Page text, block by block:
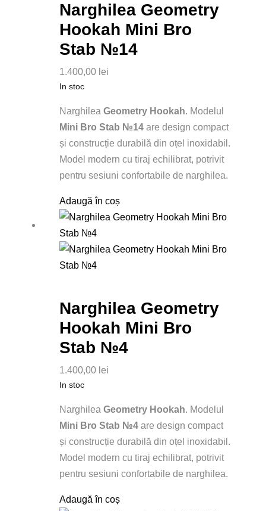
Narghilea Geometry
Hookah Mini Bro
Stab №14
1.400,00 lei
In stoc
Narghilea Geometry Hookah. Modelul
Mini Bro Stab №14 are design compact
și construcție durabilă din oțel inoxidabil.
Model modern cu tiraj echilibrat, potrivit
pentru sesiuni confortabile de narghilea.
Adaugă în coș
Narghilea Geometry
Hookah Mini Bro
Stab №4
1.400,00 lei
In stoc
Narghilea Geometry Hookah. Modelul
Mini Bro Stab №4 are design compact
și construcție durabilă din oțel inoxidabil.
Model modern cu tiraj echilibrat, potrivit
pentru sesiuni confortabile de narghilea.
Adaugă în coș